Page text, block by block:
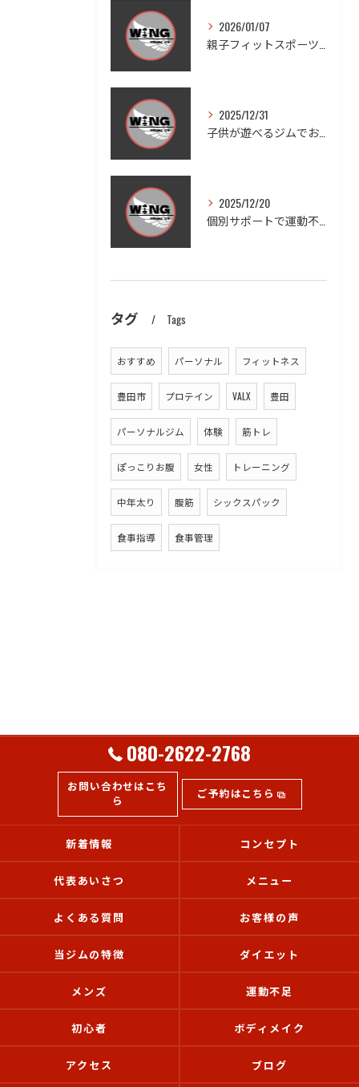
2026/01/07
2025/12/31
2025/12/20
タグ Tags
おすすめ パーソナル フィットネス
豊田市 プロテイン VALX 豊田
パーソナルジム 体験 筋トレ
ぽっこりお腹 女性 トレーニング
中年太り 腹筋 シックスパック
食事指導 食事管理
080-2622-2768
お問い合わせはこち
ら
ご予約はこちら
新着情報 コンセプト
代表あいさつ メニュー
よくある質問 お客様の声
当ジムの特徴 ダイエット
メンズ 運動不足
初心者 ボディメイク
アクセス ブログ